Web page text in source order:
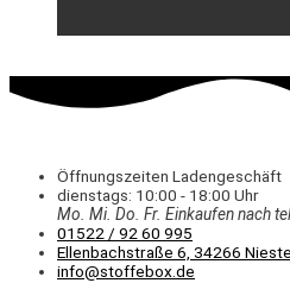
Öffnungszeiten Ladengeschäft
dienstags: 10:00 - 18:00 Uhr
Mo. Mi. Do. Fr. Einkaufennach
01522 / 92 60 995
Ellenbachstraße 6, 34266
info@stoffebox.de